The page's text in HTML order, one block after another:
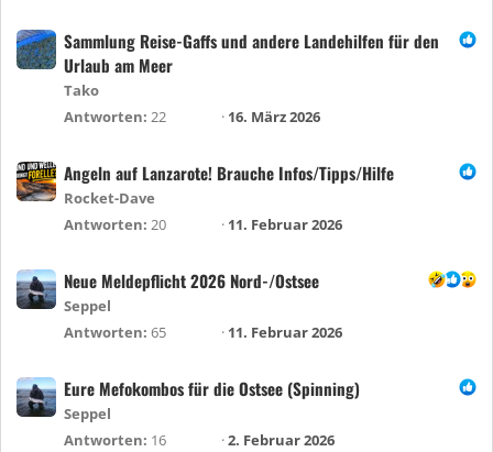
Sammlung Reise-Gaffs und andere Landehilfen für den
Urlaub am Meer
Tako
Antworten 22 16. März 2026
Angeln auf Lanzarote! Brauche Infos/Tipps/Hilfe
Rocket-Dave
Antworten 20 11. Februar 2026
Neue Meldepflicht 2026 Nord-/Ostsee
Seppel
Antworten 65 11. Februar 2026
Eure Mefokombos für die Ostsee (Spinning)
Seppel
Antworten 16 2. Februar 2026